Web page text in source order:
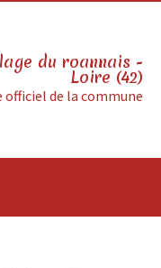
du roannais -
Loire (42)
officiel de la commune